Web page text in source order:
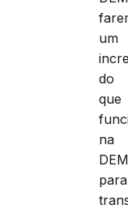
um
do
que
na
para